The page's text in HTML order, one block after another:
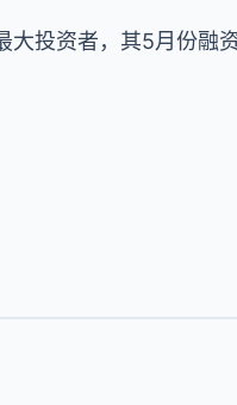
大投资者，其5月份融